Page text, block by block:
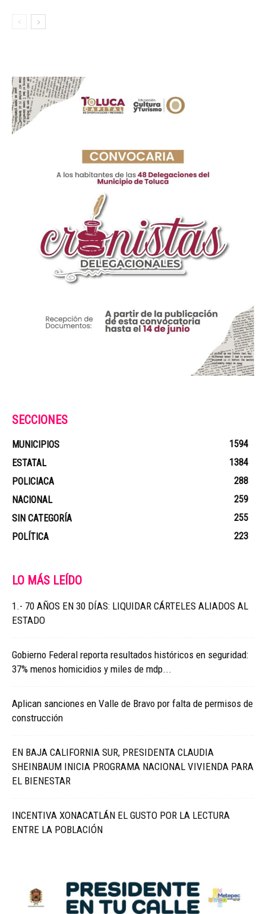
SECCIONES
MUNICIPIOS
1594
ESTATAL
1384
POLICIACA
288
NACIONAL
259
SIN CATEGORÍA
255
POLÍTICA
223
LO MÁS LEÍDO
1.- 70 AÑOS EN 30 DÍAS: LIQUIDAR CÁRTELES ALIADOS AL
ESTADO
Gobierno Federal reporta resultados históricos en seguridad:
37% menos homicidios y miles de mdp...
Aplican sanciones en Valle de Bravo por falta de permisos de
construcción
EN BAJA CALIFORNIA SUR, PRESIDENTA CLAUDIA
SHEINBAUM INICIA PROGRAMA NACIONAL VIVIENDA PARA
EL BIENESTAR
INCENTIVA XONACATLÁN EL GUSTO POR LA LECTURA
ENTRE LA POBLACIÓN